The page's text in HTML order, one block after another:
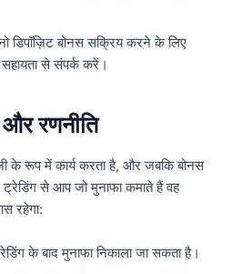
डिपॉज़िट बोनस सक्रिय करने के लिए
से संपर्क करें।
रणनीति
के रूप में कार्य करता है, और जबकि बोनस
ट्रेडिंग से आप जो मुनाफा कमाते हैं वह
रहेगा:
के बाद मुनाफा निकाला जा सकता है।